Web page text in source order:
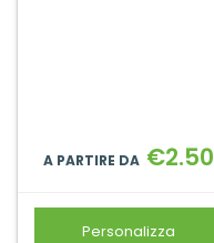
A PARTIRE DA €2.50
Personalizza